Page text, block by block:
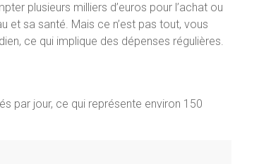
plusieurs milliers d’euros pour l’achat ou
et sa santé. Mais ce n’est pas tout, vous
ce qui implique des dépenses régulières.
par jour, ce qui représente environ 150